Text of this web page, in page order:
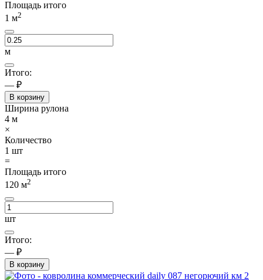
Площадь итого
1 м2
м
Итого:
— ₽
В корзину
Ширина рулона
4 м
×
Количество
1 шт
=
Площадь итого
120 м2
шт
Итого:
— ₽
В корзину